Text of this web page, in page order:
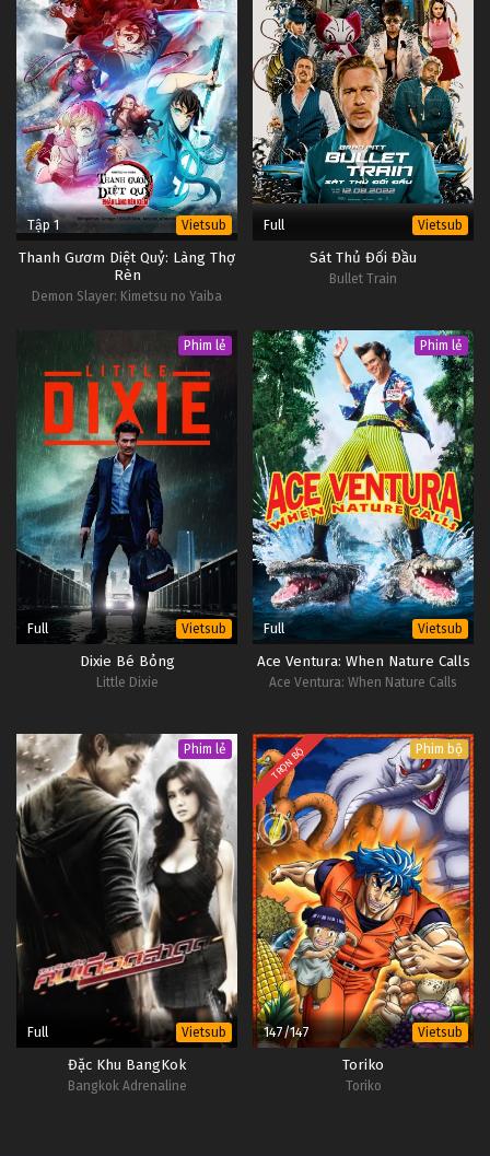
Tập 1 Vietsub
Thanh Gươm Diệt Quỷ: Làng Thợ
Rèn
Demon Slayer: Kimetsu no Yaiba
Full Vietsub
Sát Thủ Đối Đầu
Bullet Train
Phim lẻ
Full Vietsub
Dixie Bé Bỏng
Little Dixie
Phim lẻ
Full Vietsub
Ace Ventura: When Nature Calls
Ace Ventura: When Nature Calls
Phim lẻ
Full Vietsub
Đặc Khu BangKok
Bangkok Adrenaline
TRỌN BỘ Phim bộ
147/147 Vietsub
Toriko
Toriko